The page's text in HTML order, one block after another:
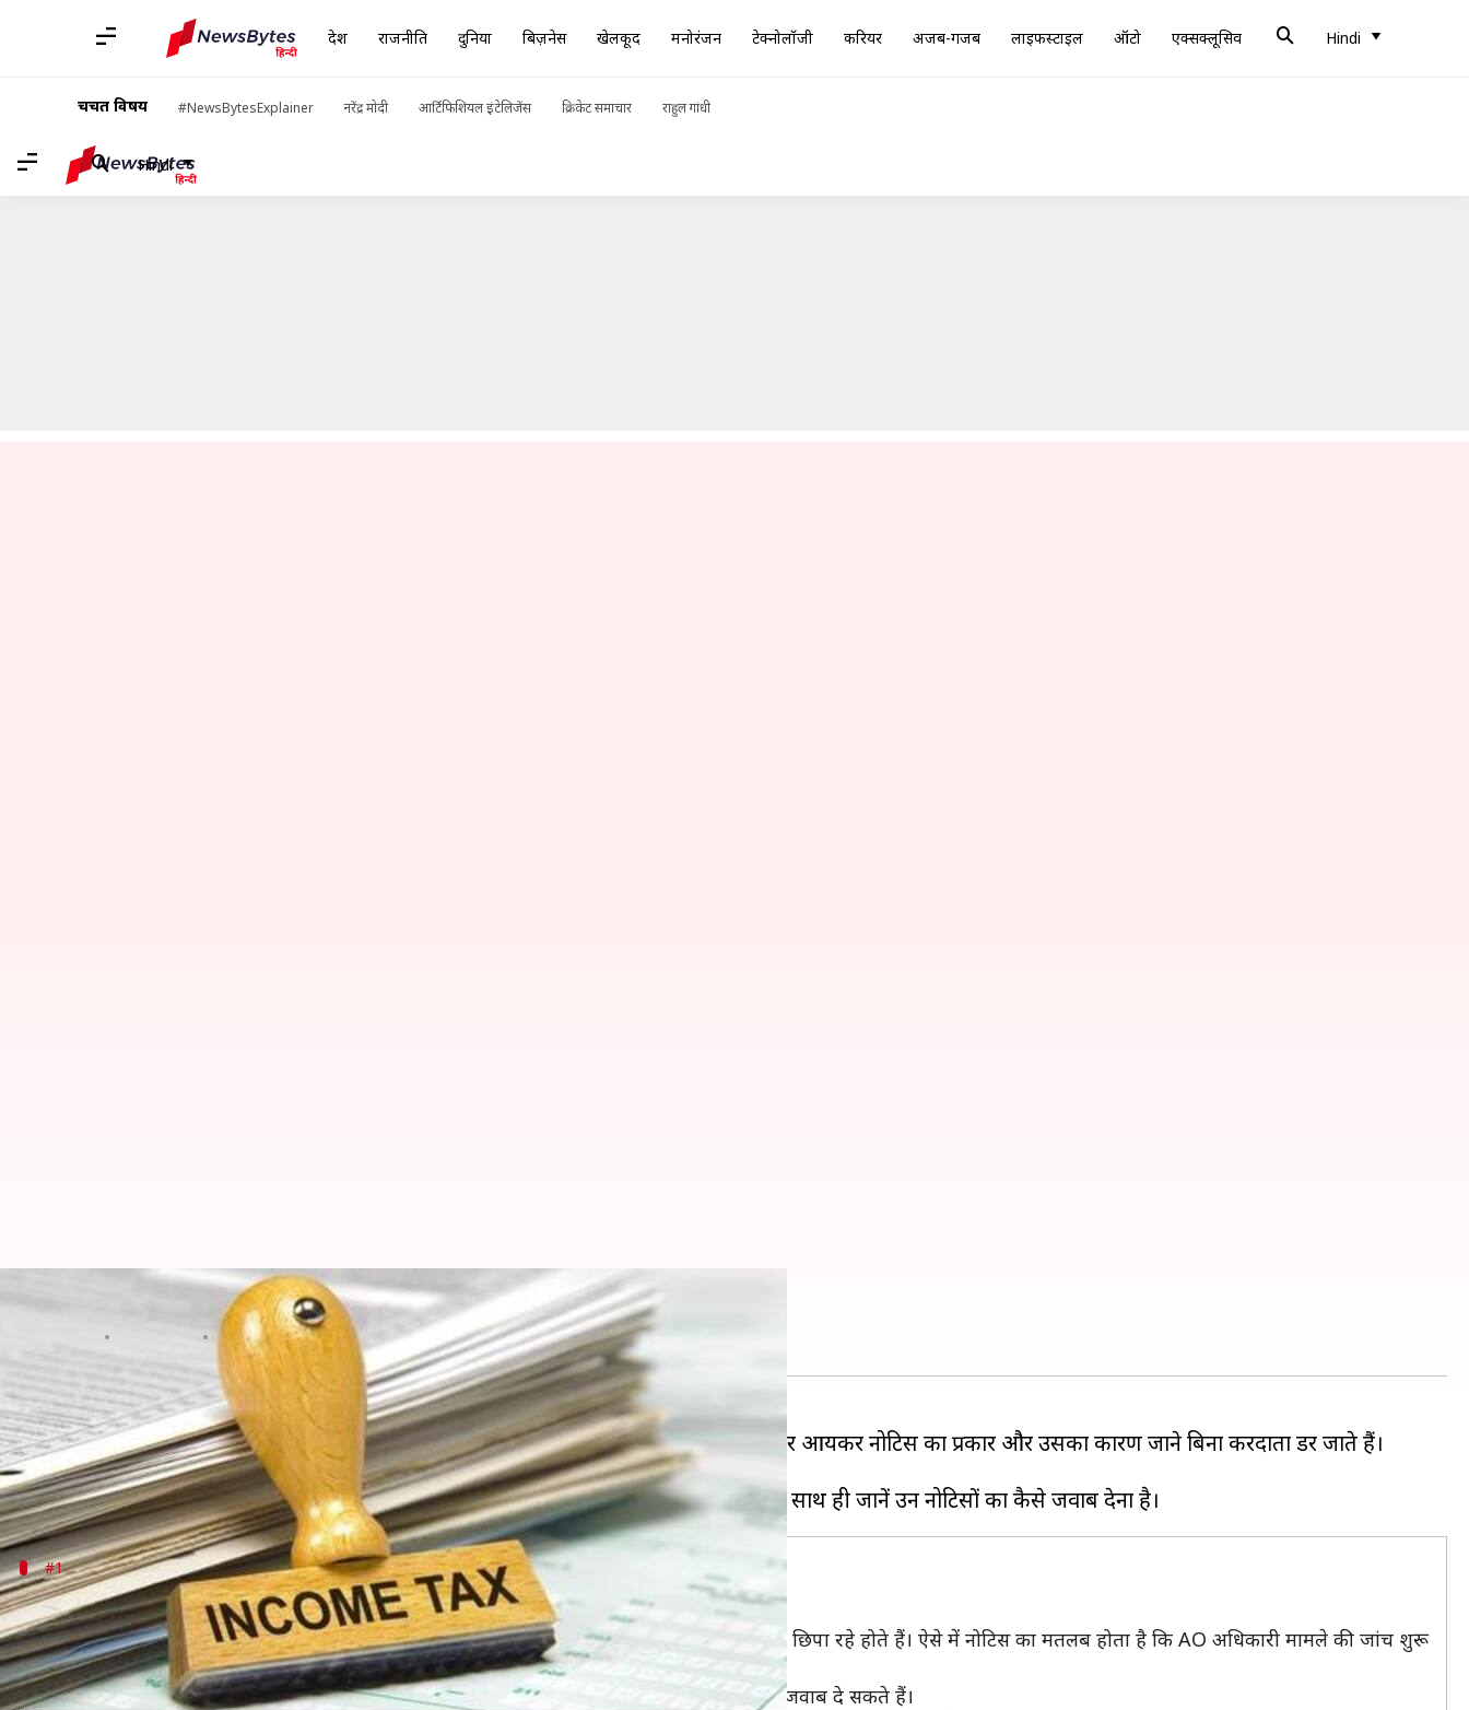
देश राजनीति दुनिया बिज़नेस खेलकूद मनोरंजन टेक्नोलॉजी करियर अजब-गजब लाइफस्टाइल ऑटो एक्सक्लूसिव Hindi
चर्चित विषय #NewsBytesExplainer नरेंद्र मोदी आर्टिफिशियल इंटेलिजेंस क्रिकेट समाचार राहुल गांधी
Hindi
खबरें बिज़नेस की खबरें / आयकर विभाग से नोटिस मिला है तो ऐसे दें जवाब
आयकर विभाग से नोटिस मिला है तो ऐसे दें जवाब
03:53 pm
क्या है खबर?
आजकल आयकर अधिकारी आयकर रिटर्न में छोटी-छोटी गलतियों के लिए नोटिस भेज रहे हैं। अक्सर आयकर नोटिस का प्रकार और उसका कारण जाने बिना करदाता डर जाते हैं।
आपको बता दें कि ज़्यादातर नोटिस केवल करदाता से स्पष्टीकरण मांगने के लिए भेजे जाते हैं।
#1
धारा 131 (1A) के तहत भेजा गया नोटिस
आपको यह नोटिस उस समय भेजा जाता है, जब आप मूल्यांकन अधिकारी (AO) के हिसाब से अपनी आय छिपा रहे होते हैं। ऐसे में नोटिस का मतलब होता है कि AO अधिकारी मामले की जांच शुरू
करने वाला है।
इसके लिए आपwww.incometaxindiaefilling.gov.in
वेबसाइट पर लॉग-इन करके इस नोटिस का जवाब दे सकते हैं।